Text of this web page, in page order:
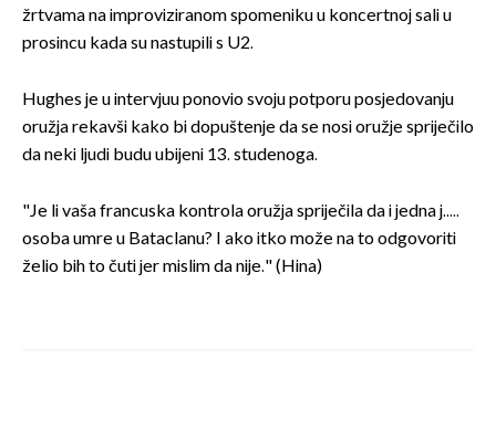
žrtvama na improviziranom spomeniku u koncertnoj sali u
prosincu kada su nastupili s U2.
Hughes je u intervjuu ponovio svoju potporu posjedovanju
oružja rekavši kako bi dopuštenje da se nosi oružje spriječilo
da neki ljudi budu ubijeni 13. studenoga.
"Je li vaša francuska kontrola oružja spriječila da i jedna j.....
osoba umre u Bataclanu? I ako itko može na to odgovoriti
želio bih to čuti jer mislim da nije." (Hina)